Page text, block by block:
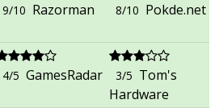
9/10 Razorman 8/10 Pokde.net
4/5 GamesRadar 3/5 Tom's
Hardware